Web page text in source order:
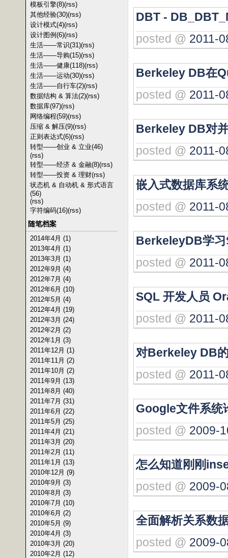
模板引擎(8)(rss)
其他经验(30)(rss)
设计模式(4)(rss)
设计图例(6)(rss)
生活——常识(31)(rss)
生活——导购(15)(rss)
生活——健康(118)(rss)
生活——运动(30)(rss)
生活——自行车(2)(rss)
数据结构 & 算法(2)(rss)
数据库(97)(rss)
网络编程(59)(rss)
压缩 & 解压(9)(rss)
正则表达式(6)(rss)
转型——创业 & 立业(46)
(rss)
转型——经济 & 金融(8)(rss)
转型——投资 & 理财(rss)
状态机 & 自动机 & 形式语言
(56)
(rss)
字符编码(16)(rss)
随笔档案
2014年4月 (1)
2013年4月 (1)
2013年3月 (1)
2012年9月 (4)
2012年7月 (4)
2012年6月 (10)
2012年5月 (4)
2012年4月 (19)
2012年3月 (24)
2012年2月 (2)
2012年1月 (3)
2011年12月 (1)
2011年11月 (2)
2011年10月 (2)
2011年9月 (13)
2011年8月 (40)
2011年7月 (31)
2011年6月 (22)
2011年5月 (25)
2011年4月 (21)
2011年3月 (20)
2011年2月 (11)
2011年1月 (13)
2010年12月 (9)
2010年9月 (3)
2010年8月 (3)
2010年7月 (10)
2010年6月 (2)
2010年5月 (9)
2010年4月 (3)
2010年3月 (20)
2010年2月 (12)
DBT -
posted @ 2011-
Berkeley DB在
posted @ 2011-
Berkeley DB对
posted @ 2011-
嵌入式数据库系
posted @ 2011-
BerkeleyDB学习
posted @ 2011-
SQL 开发人员
posted @ 2011-
对Berkeley DB
posted @ 2011-
Google文件系统
posted @ 2009-
怎么知道刚刚
posted @ 2009-
全面解析关系数
posted @ 2009-